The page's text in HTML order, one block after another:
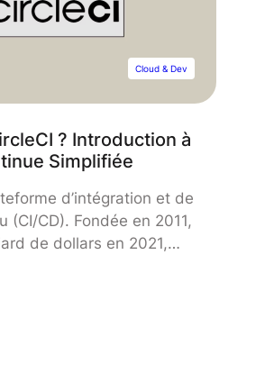
répond à toutes vos
Cloud & Dev
? Introduction à
Simplifiée
d’intégration et de
(CI/CD). Fondée en 2011,
de dollars en 2021,
les plus populaires au